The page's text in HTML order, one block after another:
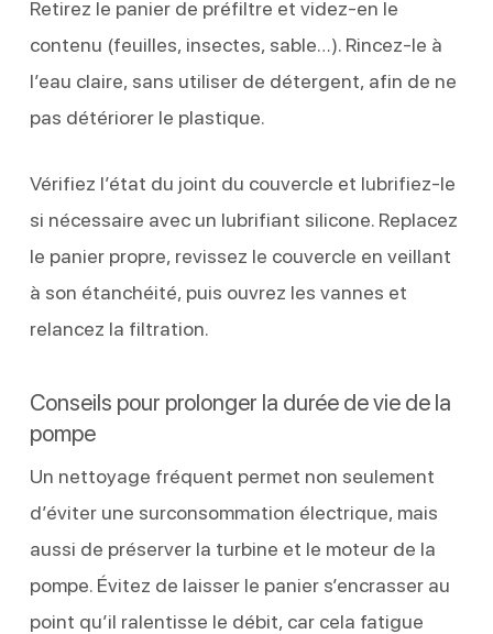
Retirez le panier de préfiltre et videz-en le
contenu (feuilles, insectes, sable…). Rincez-le à
l’eau claire, sans utiliser de détergent, afin de ne
pas détériorer le plastique.
Vérifiez l’état du joint du couvercle et lubrifiez-le
si nécessaire avec un lubrifiant silicone. Replacez
le panier propre, revissez le couvercle en veillant
à son étanchéité, puis ouvrez les vannes et
relancez la filtration.
Conseils pour prolonger la durée de vie de la
pompe
Un nettoyage fréquent permet non seulement
d’éviter une surconsommation électrique, mais
aussi de préserver la turbine et le moteur de la
pompe. Évitez de laisser le panier s’encrasser au
point qu’il ralentisse le débit, car cela fatigue